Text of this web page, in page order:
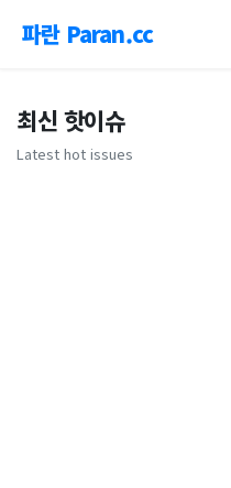
파란 Paran.cc
최신 핫이슈
Latest hot issues